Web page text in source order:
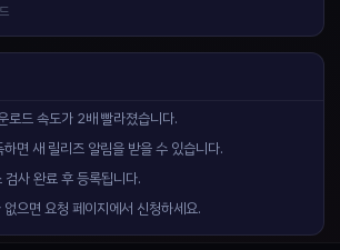
드 속도가 2배 빨라졌습니다.
면 새 릴리즈 알림을 받을 수 있습니다.
사 완료 후 등록됩니다.
으면 요청 페이지에서 신청하세요.